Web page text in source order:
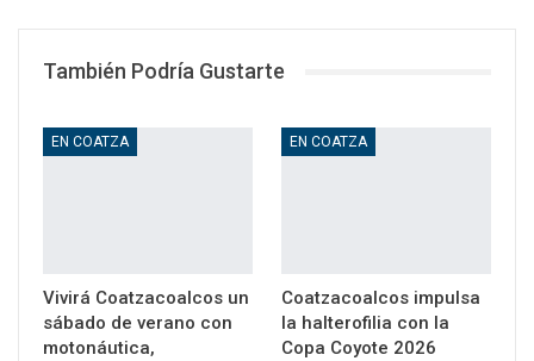
También Podría Gustarte
EN COATZA
Vivirá Coatzacoalcos un
sábado de verano con
motonáutica,
EN COATZA
Coatzacoalcos impulsa
la halterofilia con la
Copa Coyote 2026